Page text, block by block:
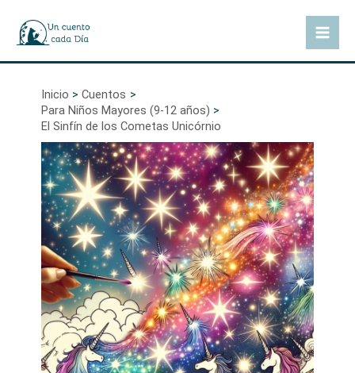
contenido
Inicio
Cuentos
Para Niños Mayores (9-12 años)
El Sinfín de los Cometas Unicórnio